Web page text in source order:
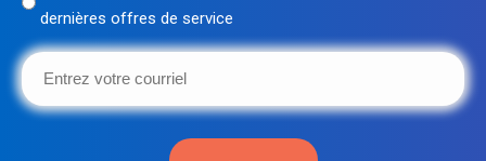
(Nécessaire)
dernières offres de service
Entrez
votre